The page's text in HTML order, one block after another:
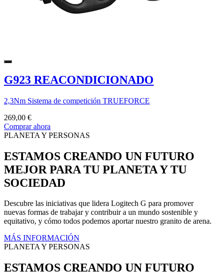
G923 REACONDICIONADO
2,3Nm Sistema de competición TRUEFORCE
269,00 €
Comprar ahora
PLANETA Y PERSONAS
ESTAMOS CREANDO UN FUTURO
MEJOR PARA TU PLANETA Y TU
SOCIEDAD
Descubre las iniciativas que lidera Logitech G para promover
nuevas formas de trabajar y contribuir a un mundo sostenible y
equitativo, y cómo todos podemos aportar nuestro granito de arena.
MÁS INFORMACIÓN
PLANETA Y PERSONAS
ESTAMOS CREANDO UN FUTURO